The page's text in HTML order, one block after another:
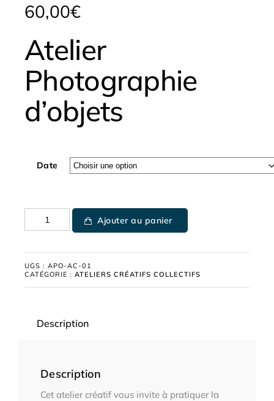
60,00€
Atelier
Photographie
d’objets
Date
Ajouter au panier
UGS : APO-AC-01
CATÉGORIE : ATELIERS CRÉATIFS COLLECTIFS
Description
Description
Cet atelier créatif vous invite à pratiquer la